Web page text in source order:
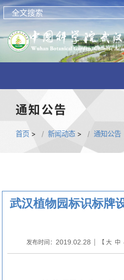
通知公告
首页 > 新闻动态 > 通知公告
武汉植物园标识标牌
发布时间： 2019.02.28 | 【 大 中